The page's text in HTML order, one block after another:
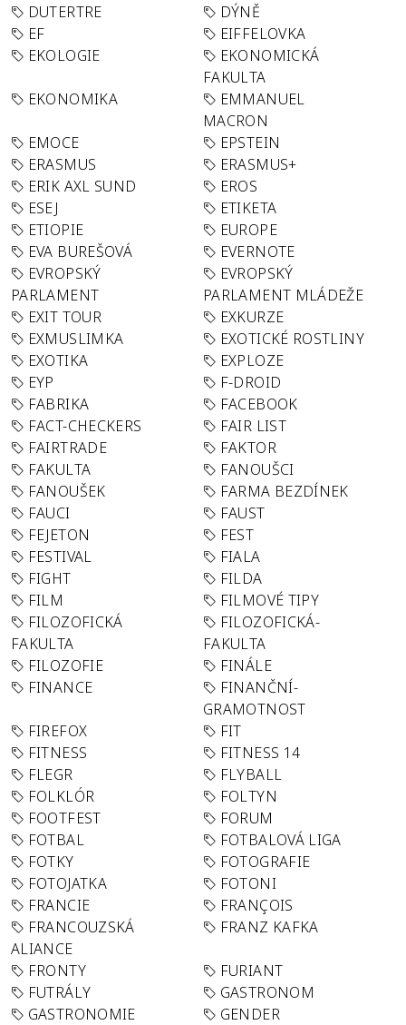
DUTERTRE
DÝNĚ
EF
EIFFELOVKA
EKOLOGIE
EKONOMICKÁ
FAKULTA
EKONOMIKA
EMMANUEL
MACRON
EMOCE
EPSTEIN
ERASMUS
ERASMUS+
ERIK AXL SUND
EROS
ESEJ
ETIKETA
ETIOPIE
EUROPE
EVA BUREŠOVÁ
EVERNOTE
EVROPSKÝ
PARLAMENT
EVROPSKÝ
PARLAMENT MLÁDEŽE
EXIT TOUR
EXKURZE
EXMUSLIMKA
EXOTICKÉ ROSTLINY
EXOTIKA
EXPLOZE
EYP
F-DROID
FABRIKA
FACEBOOK
FACT-CHECKERS
FAIR LIST
FAIRTRADE
FAKTOR
FAKULTA
FANOUŠCI
FANOUŠEK
FARMA BEZDÍNEK
FAUCI
FAUST
FEJETON
FEST
FESTIVAL
FIALA
FIGHT
FILDA
FILM
FILMOVÉ TIPY
FILOZOFICKÁ
FAKULTA
FILOZOFICKÁ-
FAKULTA
FILOZOFIE
FINÁLE
FINANCE
FINANČNÍ-
GRAMOTNOST
FIREFOX
FIT
FITNESS
FITNESS 14
FLEGR
FLYBALL
FOLKLÓR
FOLTYN
FOOTFEST
FORUM
FOTBAL
FOTBALOVÁ LIGA
FOTKY
FOTOGRAFIE
FOTOJATKA
FOTONI
FRANCIE
FRANÇOIS
FRANCOUZSKÁ
ALIANCE
FRANZ KAFKA
FRONTY
FURIANT
FUTRÁLY
GASTRONOM
GASTRONOMIE
GENDER